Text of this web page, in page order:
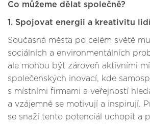
Co můžeme dělat společně?
1. Spojovat energii a kreativitu lidí
Současná města po celém světě
sociálních a environmentálních
ale mohou být zároveň aktivními
společenských inovací, kde
s místními firmami a veřejností
a vzájemně se motivují a inspirují.
se snaží tento potenciál uchopit a